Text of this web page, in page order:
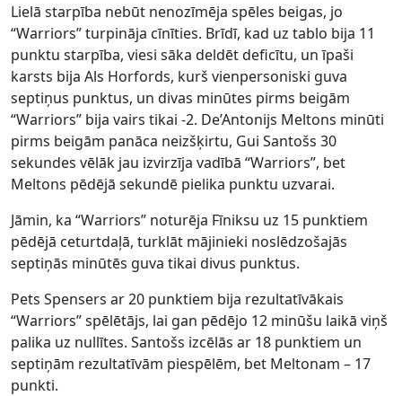
Lielā starpība nebūt nenozīmēja spēles beigas, jo
“Warriors” turpināja cīnīties. Brīdī, kad uz tablo bija 11
punktu starpība, viesi sāka deldēt deficītu, un īpaši
karsts bija Als Horfords, kurš vienpersoniski guva
septiņus punktus, un divas minūtes pirms beigām
“Warriors” bija vairs tikai -2. De’Antonijs Meltons minūti
pirms beigām panāca neizšķirtu, Gui Santošs 30
sekundes vēlāk jau izvirzīja vadībā “Warriors”, bet
Meltons pēdējā sekundē pielika punktu uzvarai.
Jāmin, ka “Warriors” noturēja Fīniksu uz 15 punktiem
pēdējā ceturtdaļā, turklāt mājinieki noslēdzošajās
septiņās minūtēs guva tikai divus punktus.
Pets Spensers ar 20 punktiem bija rezultatīvākais
“Warriors” spēlētājs, lai gan pēdējo 12 minūšu laikā viņš
palika uz nullītes. Santošs izcēlās ar 18 punktiem un
septiņām rezultatīvām piespēlēm, bet Meltonam – 17
punkti.